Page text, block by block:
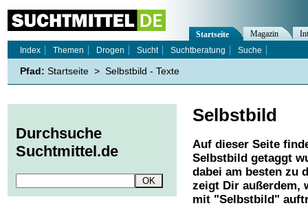
Selbstbild
Auf dieser Seite
Selbstbild getaggt
dabei am besten zu
zeigt Dir außerdem,
mit "Selbstbild "
Startseite Magazin
Index
Themen Drogen Sucht Suchtberatung Suche
Pfad: Startseite > Selbstbild - Texte
Durchsuche
Suchtmittel.de